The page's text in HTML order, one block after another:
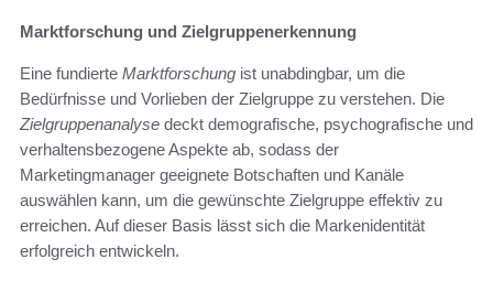
Marktforschung und Zielgruppenerkennung
Eine fundierte Marktforschung ist unabdingbar, um die
Bedürfnisse und Vorlieben der Zielgruppe zu verstehen. Die
Zielgruppenanalyse deckt demografische, psychografische und
verhaltensbezogene Aspekte ab, sodass der
Marketingmanager geeignete Botschaften und Kanäle
auswählen kann, um die gewünschte Zielgruppe effektiv zu
erreichen. Auf dieser Basis lässt sich die Markenidentität
erfolgreich entwickeln.